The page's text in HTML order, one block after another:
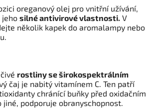
oreganový olej pro vnitřní užívání,
jeho silné antivirové vlastnosti. V
několik kapek do aromalampy nebo
rostliny se širokospektrálním
čaj je nabitý vitamínem C. Ten patří
chránící buňky před oxidačním
jiné, podporuje obranyschopnost.